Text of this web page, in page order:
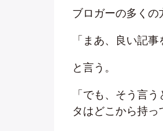
ブロガーの多くの
「まあ、良い記
と言う。
「でも、そう言
タはどこから持